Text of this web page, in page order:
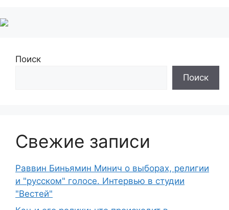
Поиск
Поиск
Свежие записи
Раввин Биньямин Минич о выборах, религии
и "русском" голосе. Интервью в студии
"Вестей"